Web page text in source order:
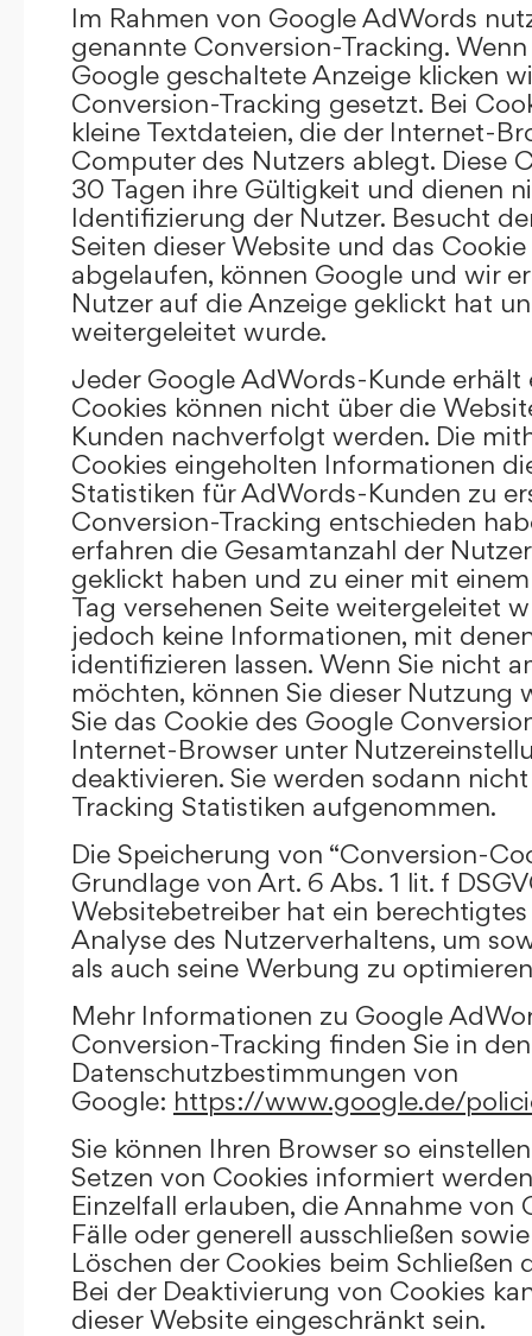
Im Rahmen von Google AdWords
genannte Conversion-Tracking.
Google geschaltete Anzeige klicken
Conversion-Tracking gesetzt. Bei
kleine Textdateien, die der Internet-
Computer des Nutzers ablegt. Diese
30 Tagen ihre Gültigkeit und dienen
Identifizierung der Nutzer. Besucht
Seiten dieser Website und das
abgelaufen, können Google und wir
Nutzer auf die Anzeige geklickt hat
weitergeleitet wurde.
Jeder Google AdWords-Kunde erhält
Cookies können nicht über die
Kunden nachverfolgt werden. Die
Cookies eingeholten Informationen
Statistiken für AdWords-Kunden zu
Conversion-Tracking entschieden
erfahren die Gesamtanzahl der
geklickt haben und zu einer mit
Tag versehenen Seite weitergeleitet
jedoch keine Informationen, mit
identifizieren lassen. Wenn Sie nicht
möchten, können Sie dieser Nutzung
Sie das Cookie des Google
Internet-Browser unter
deaktivieren. Sie werden sodann
Tracking Statistiken aufgenommen.
Die Speicherung von “Conversion-
Grundlage von Art. 6 Abs. 1 lit. f
Websitebetreiber hat ein berechtigtes
Analyse des Nutzerverhaltens, um
als auch seine Werbung zu
Mehr Informationen zu Google
Conversion-Tracking finden Sie in den
Datenschutzbestimmungen von
Google: https://www.google.de/
Sie können Ihren Browser so
Setzen von Cookies informiert
Einzelfall erlauben, die Annahme von
Fälle oder generell ausschließen
Löschen der Cookies beim Schließen
Bei der Deaktivierung von Cookies
dieser Website eingeschränkt sein.